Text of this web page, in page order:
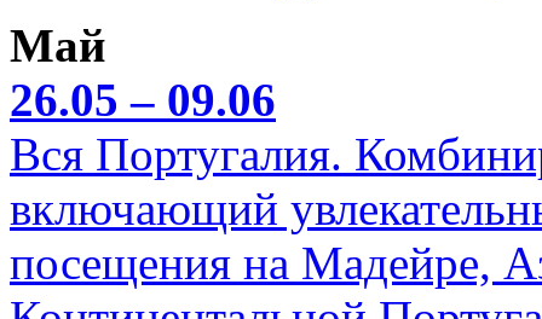
Май
26.05 – 09.06
Вся Португалия.
включающий
посещения на Мадейре,